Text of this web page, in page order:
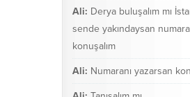
Ali: Derya buluşalım mı
sende yakındaysan
konuşalım
Ali: Numaranı yazarsan